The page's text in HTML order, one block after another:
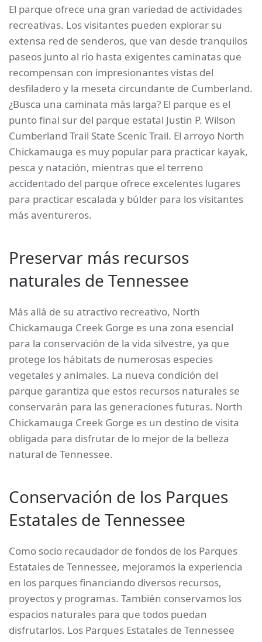
El parque ofrece una gran variedad de actividades
recreativas. Los visitantes pueden explorar su
extensa red de senderos, que van desde tranquilos
paseos junto al río hasta exigentes caminatas que
recompensan con impresionantes vistas del
desfiladero y la meseta circundante de Cumberland.
¿Busca una caminata más larga? El parque es el
punto final sur del parque estatal Justin P. Wilson
Cumberland Trail State Scenic Trail. El arroyo North
Chickamauga es muy popular para practicar kayak,
pesca y natación, mientras que el terreno
accidentado del parque ofrece excelentes lugares
para practicar escalada y búlder para los visitantes
más aventureros.
Preservar más recursos
naturales de Tennessee
Más allá de su atractivo recreativo, North
Chickamauga Creek Gorge es una zona esencial
para la conservación de la vida silvestre, ya que
protege los hábitats de numerosas especies
vegetales y animales. La nueva condición del
parque garantiza que estos recursos naturales se
conservarán para las generaciones futuras. North
Chickamauga Creek Gorge es un destino de visita
obligada para disfrutar de lo mejor de la belleza
natural de Tennessee.
Conservación de los Parques
Estatales de Tennessee
Como socio recaudador de fondos de los Parques
Estatales de Tennessee, mejoramos la experiencia
en los parques financiando diversos recursos,
proyectos y programas. También conservamos los
espacios naturales para que todos puedan
disfrutarlos. Los Parques Estatales de Tennessee